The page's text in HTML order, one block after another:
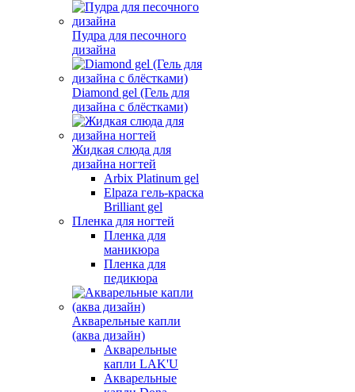
Пудра для песочного
дизайна
Diamond gel (Гель для
дизайна с блёстками)
Жидкая слюда для
дизайна ногтей
Arbix Platinum gel
Elpaza гель-краска
Brilliant gel
Пленка для ногтей
Пленка для
маникюра
Пленка для
педикюра
Акварельные капли
(аква дизайн)
Акварельные
капли LAK'U
Акварельные